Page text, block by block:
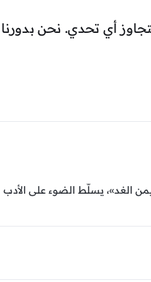
أي تحدي. نحن بدورنا
الغد»، يسلّط الضوء على الأدب